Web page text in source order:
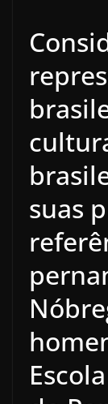
suas